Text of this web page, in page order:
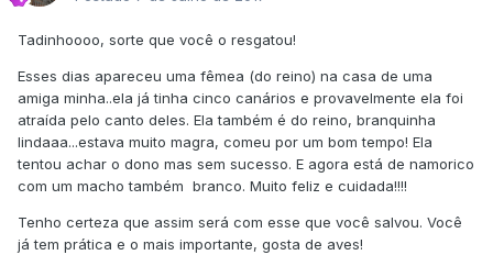
Tadinhoooo, sorte que você o resgatou!
Esses dias apareceu uma fêmea (do reino) na casa de uma
amiga minha..ela já tinha cinco canários e provavelmente ela foi
atraída pelo canto deles. Ela também é do reino, branquinha
lindaaa...estava muito magra, comeu por um bom tempo! Ela
tentou achar o dono mas sem sucesso. E agora está de namorico
com um macho também branco. Muito feliz e cuidada!!!!
Tenho certeza que assim será com esse que você salvou. Você
já tem prática e o mais importante, gosta de aves!